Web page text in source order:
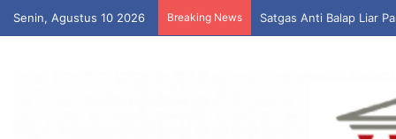
Senin, Agustus 10 2026 Breaking News Satgas Anti Balap Liar